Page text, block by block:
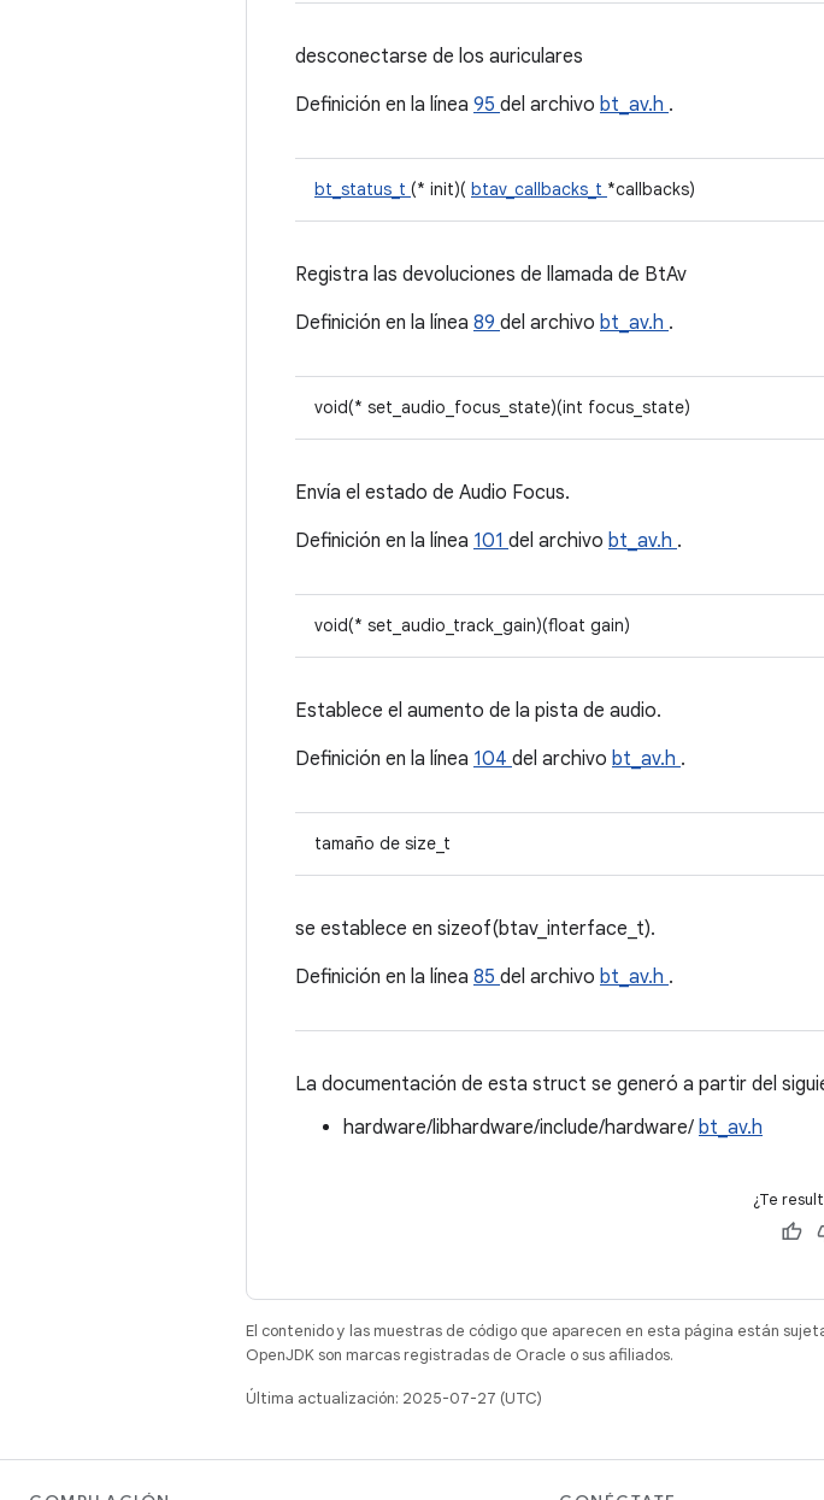
desconectarse de los auriculares
Definición en la línea 95 del archivo bt_av.h .
bt_status_t (* init)( btav_callbacks_t *callbacks)
Registra las devoluciones de llamada de BtAv
Definición en la línea 89 del archivo bt_av.h .
void(* set_audio_focus_state)(int focus_state)
Envía el estado de Audio Focus.
Definición en la línea 101 del archivo bt_av.h .
void(* set_audio_track_gain)(float gain)
Establece el aumento de la pista de audio.
Definición en la línea 104 del archivo bt_av.h .
tamaño de size_t
se establece en sizeof(btav_interface_t).
Definición en la línea 85 del archivo bt_av.h .
La documentación de esta struct se generó a partir del
hardware/libhardware/include/hardware/ bt_av.h
¿Te
El contenido y las muestras de código que aparecen en esta página están
OpenJDK son marcas registradas de Oracle o sus afiliados.
Última actualización: 2025-07-27 (UTC)